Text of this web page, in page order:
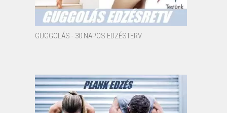
GUGGOLÁS - 30 NAPOS EDZÉSTERV